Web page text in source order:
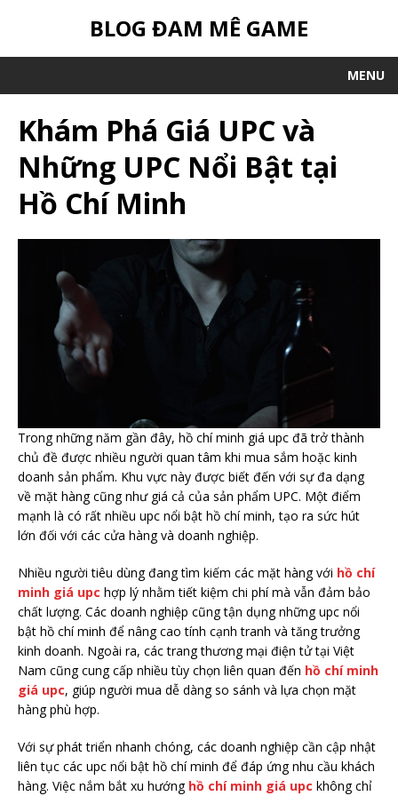
BLOG ĐAM MÊ GAME
MENU
Khám Phá Giá UPC và
Những UPC Nổi Bật tại
Hồ Chí Minh
Trong những năm gần đây, hồ chí minh giá upc đã trở thành
chủ đề được nhiều người quan tâm khi mua sắm hoặc kinh
doanh sản phẩm. Khu vực này được biết đến với sự đa dạng
về mặt hàng cũng như giá cả của sản phẩm UPC. Một điểm
mạnh là có rất nhiều upc nổi bật hồ chí minh, tạo ra sức hút
lớn đối với các cửa hàng và doanh nghiệp.
Nhiều người tiêu dùng đang tìm kiếm các mặt hàng với hồ chí
minh giá upc hợp lý nhằm tiết kiệm chi phí mà vẫn đảm bảo
chất lượng. Các doanh nghiệp cũng tận dụng những upc nổi
bật hồ chí minh để nâng cao tính cạnh tranh và tăng trưởng
kinh doanh. Ngoài ra, các trang thương mại điện tử tại Việt
Nam cũng cung cấp nhiều tùy chọn liên quan đến hồ chí minh
giá upc, giúp người mua dễ dàng so sánh và lựa chọn mặt
hàng phù hợp.
Với sự phát triển nhanh chóng, các doanh nghiệp cần cập nhật
liên tục các upc nổi bật hồ chí minh để đáp ứng nhu cầu khách
hàng. Việc nắm bắt xu hướng hồ chí minh giá upc không chỉ